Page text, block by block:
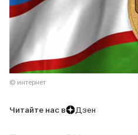
© интернет
Читайте нас в Дзен